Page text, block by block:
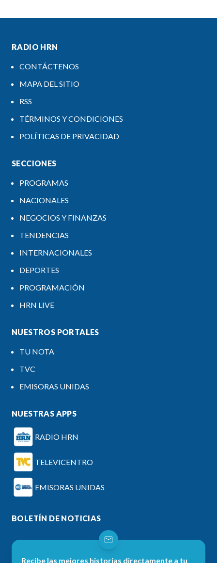
RADIO HRN
CONTÁCTENOS
MAPA DEL SITIO
RSS
TÉRMINOS Y CONDICIONES
POLÍTICAS DE PRIVACIDAD
SECCIONES
PROGRAMAS
NACIONALES
NEGOCIOS Y FINANZAS
TENDENCIAS
INTERNACIONALES
DEPORTES
PROGRAMACIÓN
HRN LIVE
NUESTROS PORTALES
TU NOTA
TVC
EMISORAS UNIDAS
NUESTRAS APPS
RADIO HRN
TELEVICENTRO
EMISORAS UNIDAS
BOLETÍN DE NOTICIAS
Recibe las mejores historias directamente a tu